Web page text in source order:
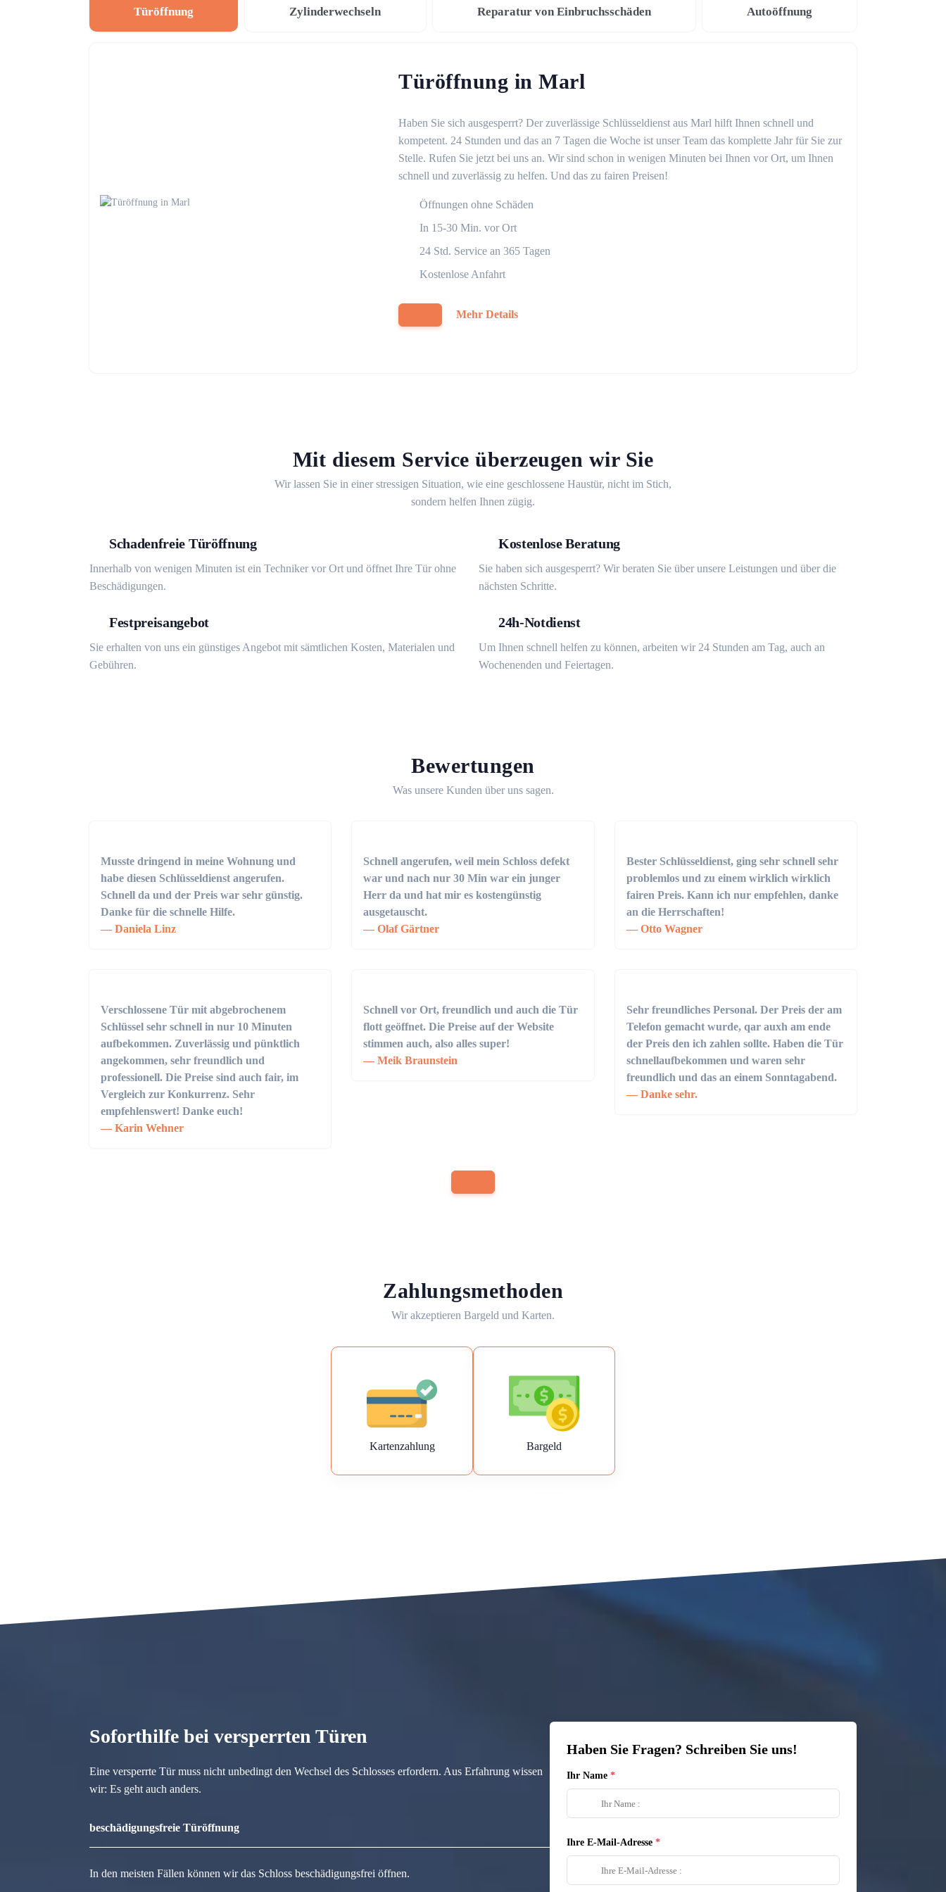
Türöffnung Zylinderwechseln Reparatur von Einbruchsschäden Autoöffnung
Türöffnung in Marl
Haben Sie sich ausgesperrt? Der zuverlässige Schlüsseldienst aus Marl hilft Ihnen schnell und
kompetent. 24 Stunden und das an 7 Tagen die Woche ist unser Team das komplette Jahr für Sie zur
Stelle. Rufen Sie jetzt bei uns an. Wir sind schon in wenigen Minuten bei Ihnen vor Ort, um Ihnen
schnell und zuverlässig zu helfen. Und das zu fairen Preisen!
Öffnungen ohne Schäden
In 15-30 Min. vor Ort
24 Std. Service an 365 Tagen
Kostenlose Anfahrt
Mehr Details
Mit diesem Service überzeugen wir Sie
Wir lassen Sie in einer stressigen Situation, wie eine geschlossene Haustür, nicht im Stich,
sondern helfen Ihnen zügig.
Schadenfreie Türöffnung
Innerhalb von wenigen Minuten ist ein Techniker vor Ort und öffnet Ihre Tür ohne
Beschädigungen.
Kostenlose Beratung
Sie haben sich ausgesperrt? Wir beraten Sie über unsere Leistungen und über die
nächsten Schritte.
Festpreisangebot
Sie erhalten von uns ein günstiges Angebot mit sämtlichen Kosten, Materialen und
Gebühren.
24h-Notdienst
Um Ihnen schnell helfen zu können, arbeiten wir 24 Stunden am Tag, auch an
Wochenenden und Feiertagen.
Bewertungen
Was unsere Kunden über uns sagen.
Musste dringend in meine Wohnung und
habe diesen Schlüsseldienst angerufen.
Schnell da und der Preis war sehr günstig.
Danke für die schnelle Hilfe.
Daniela Linz
Schnell angerufen, weil mein Schloss defekt
war und nach nur 30 Min war ein junger
Herr da und hat mir es kostengünstig
ausgetauscht.
Olaf Gärtner
Bester Schlüsseldienst, ging sehr schnell sehr
problemlos und zu einem wirklich wirklich
fairen Preis. Kann ich nur empfehlen, danke
an die Herrschaften!
Otto Wagner
Verschlossene Tür mit abgebrochenem
Schlüssel sehr schnell in nur 10 Minuten
aufbekommen. Zuverlässig und pünktlich
angekommen, sehr freundlich und
professionell. Die Preise sind auch fair, im
Vergleich zur Konkurrenz. Sehr
empfehlenswert! Danke euch!
Karin Wehner
Schnell vor Ort, freundlich und auch die Tür
flott geöffnet. Die Preise auf der Website
stimmen auch, also alles super!
Meik Braunstein
Sehr freundliches Personal. Der Preis der am
Telefon gemacht wurde, qar auxh am ende
der Preis den ich zahlen sollte. Haben die Tür
schnellaufbekommen und waren sehr
freundlich und das an einem Sonntagabend.
Danke sehr.
Zahlungsmethoden
Wir akzeptieren Bargeld und Karten.
Kartenzahlung Bargeld
Soforthilfe bei versperrten Türen
Eine versperrte Tür muss nicht unbedingt den Wechsel des Schlosses erfordern. Aus Erfahrung wissen
wir: Es geht auch anders.
beschädigungsfreie Türöffnung
In den meisten Fällen können wir das Schloss beschädigungsfrei öffnen.
Haben Sie Fragen? Schreiben Sie uns!
Ihr Name
Ihre E-Mail-Adresse